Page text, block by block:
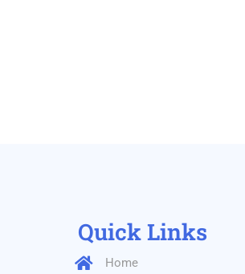
Quick Links
Home